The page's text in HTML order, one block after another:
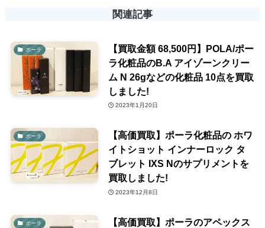
関連記事
ポーラ
【買取金額 68,500円】POLA/ポー
ラ化粧品のB.A アイゾーンクリー
ム N 26gなどの化粧品 10点を買取
しました!
2023年1月20日
ポーラ
【高価買取】ポーラ化粧品の ホワ
イトショット インナーロック タ
ブレット IXS Nのサプリメントを
買取しました!
2023年12月8日
ポーラ
【高価買取】ポーラのアペックス